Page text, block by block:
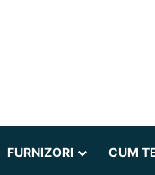
FURNIZORI CUM